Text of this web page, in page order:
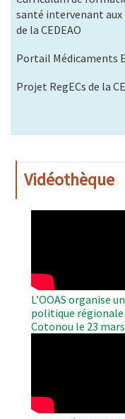
santé intervenant aux
de la CEDEAO
Portail Médicaments
Projet RegECs de la
Vidéothèque
L’OOAS organise
politique
Cotonou le 23 mars